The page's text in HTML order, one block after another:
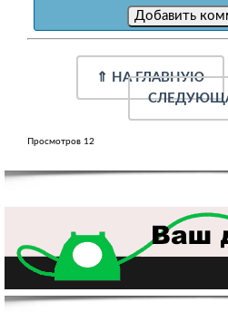
⇑ НА ГЛАВНУЮ
Просмотров 12